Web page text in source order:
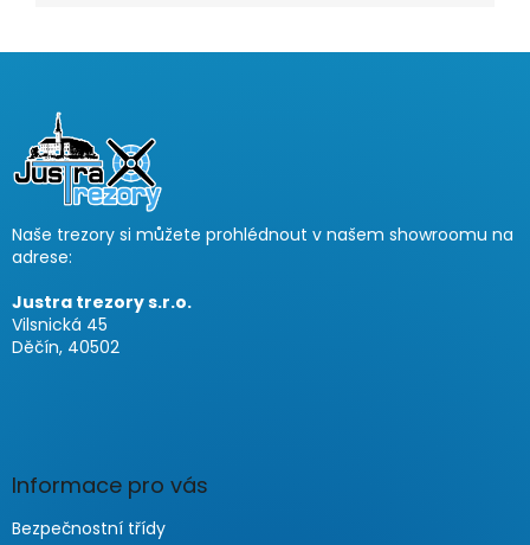
e
Naše trezory si můžete prohlédnout v našem showroomu na
adrese:
Justra trezory s.r.o.
Vilsnická 45
Děčín, 40502
Informace pro vás
Bezpečnostní třídy